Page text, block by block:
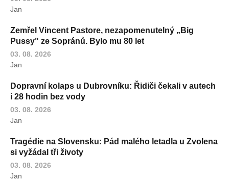
Jan
Zemřel Vincent Pastore, nezapomenutelný „Big
Pussy" ze Sopránů. Bylo mu 80 let
03. 08. 2026
Jan
Dopravní kolaps u Dubrovníku: Řidiči čekali v autech
i 28 hodin bez vody
03. 08. 2026
Jan
Tragédie na Slovensku: Pád malého letadla u Zvolena
si vyžádal tři životy
03. 08. 2026
Jan